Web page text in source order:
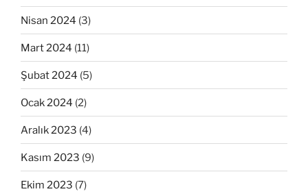
Nisan 2024 (3)
Mart 2024 (11)
Şubat 2024 (5)
Ocak 2024 (2)
Aralık 2023 (4)
Kasım 2023 (9)
Ekim 2023 (7)